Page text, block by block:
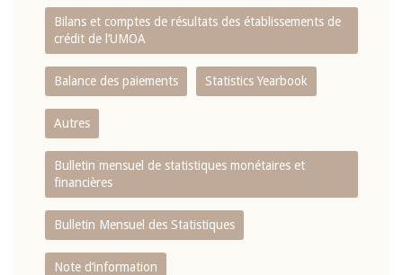
Bilans et comptes de résultats des établissements de
crédit de l‘UMOA
Balance des paiements Statistics Yearbook
Autres
Bulletin mensuel de statistiques monétaires et
financières
Bulletin Mensuel des Statistiques
Note d’information